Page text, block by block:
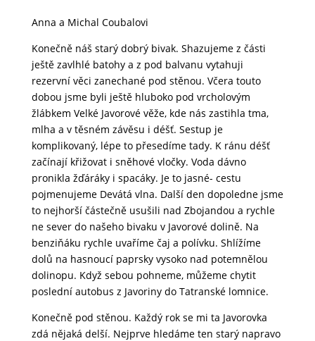
Anna a Michal Coubalovi
Konečně náš starý dobrý bivak. Shazujeme z části
ještě zavlhlé batohy a z pod balvanu vytahuji
rezervní věci zanechané pod stěnou. Včera touto
dobou jsme byli ještě hluboko pod vrcholovým
žlábkem Velké Javorové věže, kde nás zastihla tma,
mlha a v těsném závěsu i déšť. Sestup je
komplikovaný, lépe to přesedíme tady. K ránu déšť
začínají křižovat i sněhové vločky. Voda dávno
pronikla žďáráky i spacáky. Je to jasné- cestu
pojmenujeme Devátá vlna. Další den dopoledne jsme
to nejhorší částečně usušili nad Zbojandou a rychle
ne sever do našeho bivaku v Javorové dolině. Na
benziňáku rychle uvaříme čaj a polívku. Shlížíme
dolů na hasnoucí paprsky vysoko nad potemnělou
dolinopu. Když sebou pohneme, můžeme chytit
poslední autobus z Javoriny do Tatranské lomnice.
Konečně pod stěnou. Každý rok se mi ta Javorovka
zdá nějaká delší. Nejprve hledáme ten starý napravo